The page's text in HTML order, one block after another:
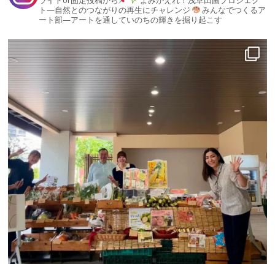
ト—自然とのつながりの再生にチャレンジ
みんなでつくるア
ート部—アートを通していのちの輝きを掘り起こす